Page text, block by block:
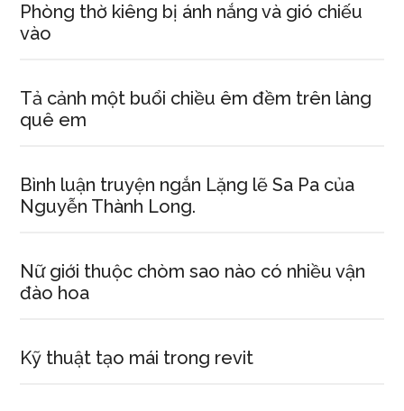
Phòng thờ kiêng bị ánh nắng và gió chiếu
vào
Tả cảnh một buổi chiều êm đềm trên làng
quê em
Bình luận truyện ngắn Lặng lẽ Sa Pa của
Nguyễn Thành Long.
Nữ giới thuộc chòm sao nào có nhiều vận
đào hoa
Kỹ thuật tạo mái trong revit